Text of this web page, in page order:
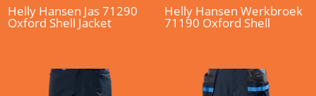
Helly Hansen Jas 71290
Oxford Shell Jacket
Helly Hansen Werkbroek
71190 Oxford Shell